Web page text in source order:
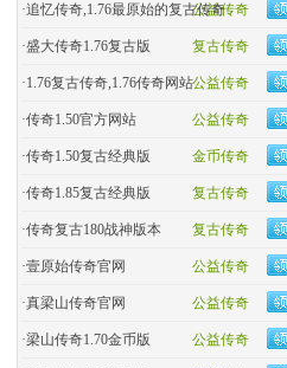
公益传奇
·追忆传奇,1.76最原始的复古传奇
复古传奇
·盛大传奇1.76复古版
公益传奇
·1.76复古传奇,1.76传奇网站
公益传奇
·传奇1.50官方网站
金币传奇
·传奇1.50复古经典版
复古传奇
·传奇1.85复古经典版
复古传奇
·传奇复古180战神版本
公益传奇
·壹原始传奇官网
公益传奇
·真梁山传奇官网
公益传奇
·梁山传奇1.70金币版